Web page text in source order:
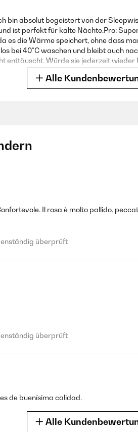
bin absolut begeistert von der
ist perfekt für kalte Nächte.Pro:
die Wärme speichert, ohne dass
bei 40°C waschen und bleibt auch
enttäuscht. Würde sie jederzeit wieder
überprüft
und super angenehm.
super. Trifft auf die Beschreibung zu
Alle
Il rosa è molto pallido,
überprüft
überprüft
de buenísima calidad.
Alle